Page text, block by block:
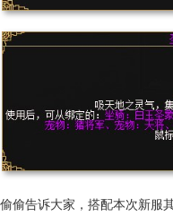
偷偷告诉大家，搭配本次新服